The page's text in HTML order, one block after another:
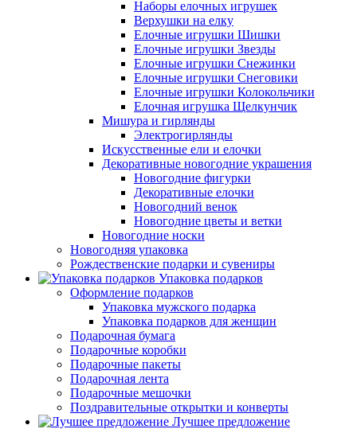
Наборы елочных игрушек
Верхушки на елку
Елочные игрушки Шишки
Елочные игрушки Звезды
Елочные игрушки Снежинки
Елочные игрушки Снеговики
Елочные игрушки Колокольчики
Елочная игрушка Щелкунчик
Мишура и гирлянды
Электрогирлянды
Искусственные ели и елочки
Декоративные новогодние украшения
Новогодние фигурки
Декоративные елочки
Новогодний венок
Новогодние цветы и ветки
Новогодние носки
Новогодняя упаковка
Рождественские подарки и сувениры
Упаковка подарков
Оформление подарков
Упаковка мужского подарка
Упаковка подарков для женщин
Подарочная бумага
Подарочные коробки
Подарочные пакеты
Подарочная лента
Подарочные мешочки
Поздравительные открытки и конверты
Лучшее предложение